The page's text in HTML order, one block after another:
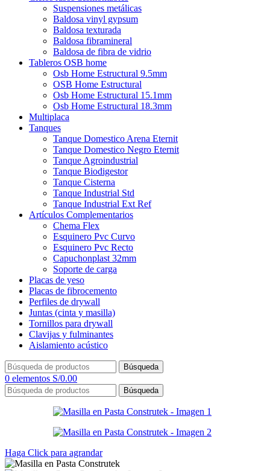
Suspensiones metálicas
Baldosa vinyl gypsum
Baldosa texturada
Baldosa fibramineral
Baldosa de fibra de vidrio
Tableros OSB home
Osb Home Estructural 9.5mm
OSB Home Estructural
Osb Home Estructural 15.1mm
Osb Home Estructural 18.3mm
Multiplaca
Tanques
Tanque Domestico Arena Eternit
Tanque Domestico Negro Eternit
Tanque Agroindustrial
Tanque Biodigestor
Tanque Cisterna
Tanque Industrial Std
Tanque Industrial Ext Ref
Artículos Complementarios
Chema Flex
Esquinero Pvc Curvo
Esquinero Pvc Recto
Capuchonplast 32mm
Soporte de carga
Placas de yeso
Placas de fibrocemento
Perfiles de drywall
Juntas (cinta y masilla)
Tornillos para drywall
Clavijas y fulminantes
Aislamiento acústico
Búsqueda
0 elementos S/0.00
Búsqueda
Haga Click para agrandar